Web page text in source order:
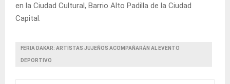
en la Ciudad Cultural, Barrio Alto Padilla de la Ciudad
Capital.
FERIA DAKAR: ARTISTAS JUJEÑOS ACOMPAÑARÁN AL EVENTO
DEPORTIVO